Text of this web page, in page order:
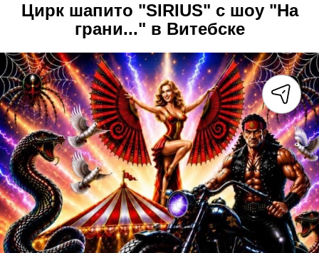
Цирк шапито "SIRIUS" с шоу "На
грани..." в Витебске